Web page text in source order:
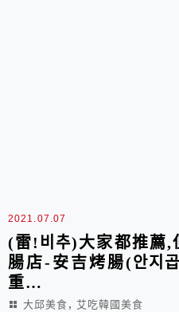
2021.07.07
(雷!비추)大家都推薦,
腸店-安吉烤腸(안지
重…
大邱美食 , 艾吃韓國美食